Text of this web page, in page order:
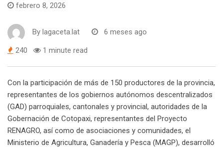
febrero 8, 2026
By lagaceta.lat 6 meses ago
240 1 minute read
Con la participación de más de 150 productores de la provincia,
representantes de los gobiernos autónomos descentralizados
(GAD) parroquiales, cantonales y provincial, autoridades de la
Gobernación de Cotopaxi, representantes del Proyecto
RENAGRO, así como de asociaciones y comunidades, el
Ministerio de Agricultura, Ganadería y Pesca (MAGP), desarrolló